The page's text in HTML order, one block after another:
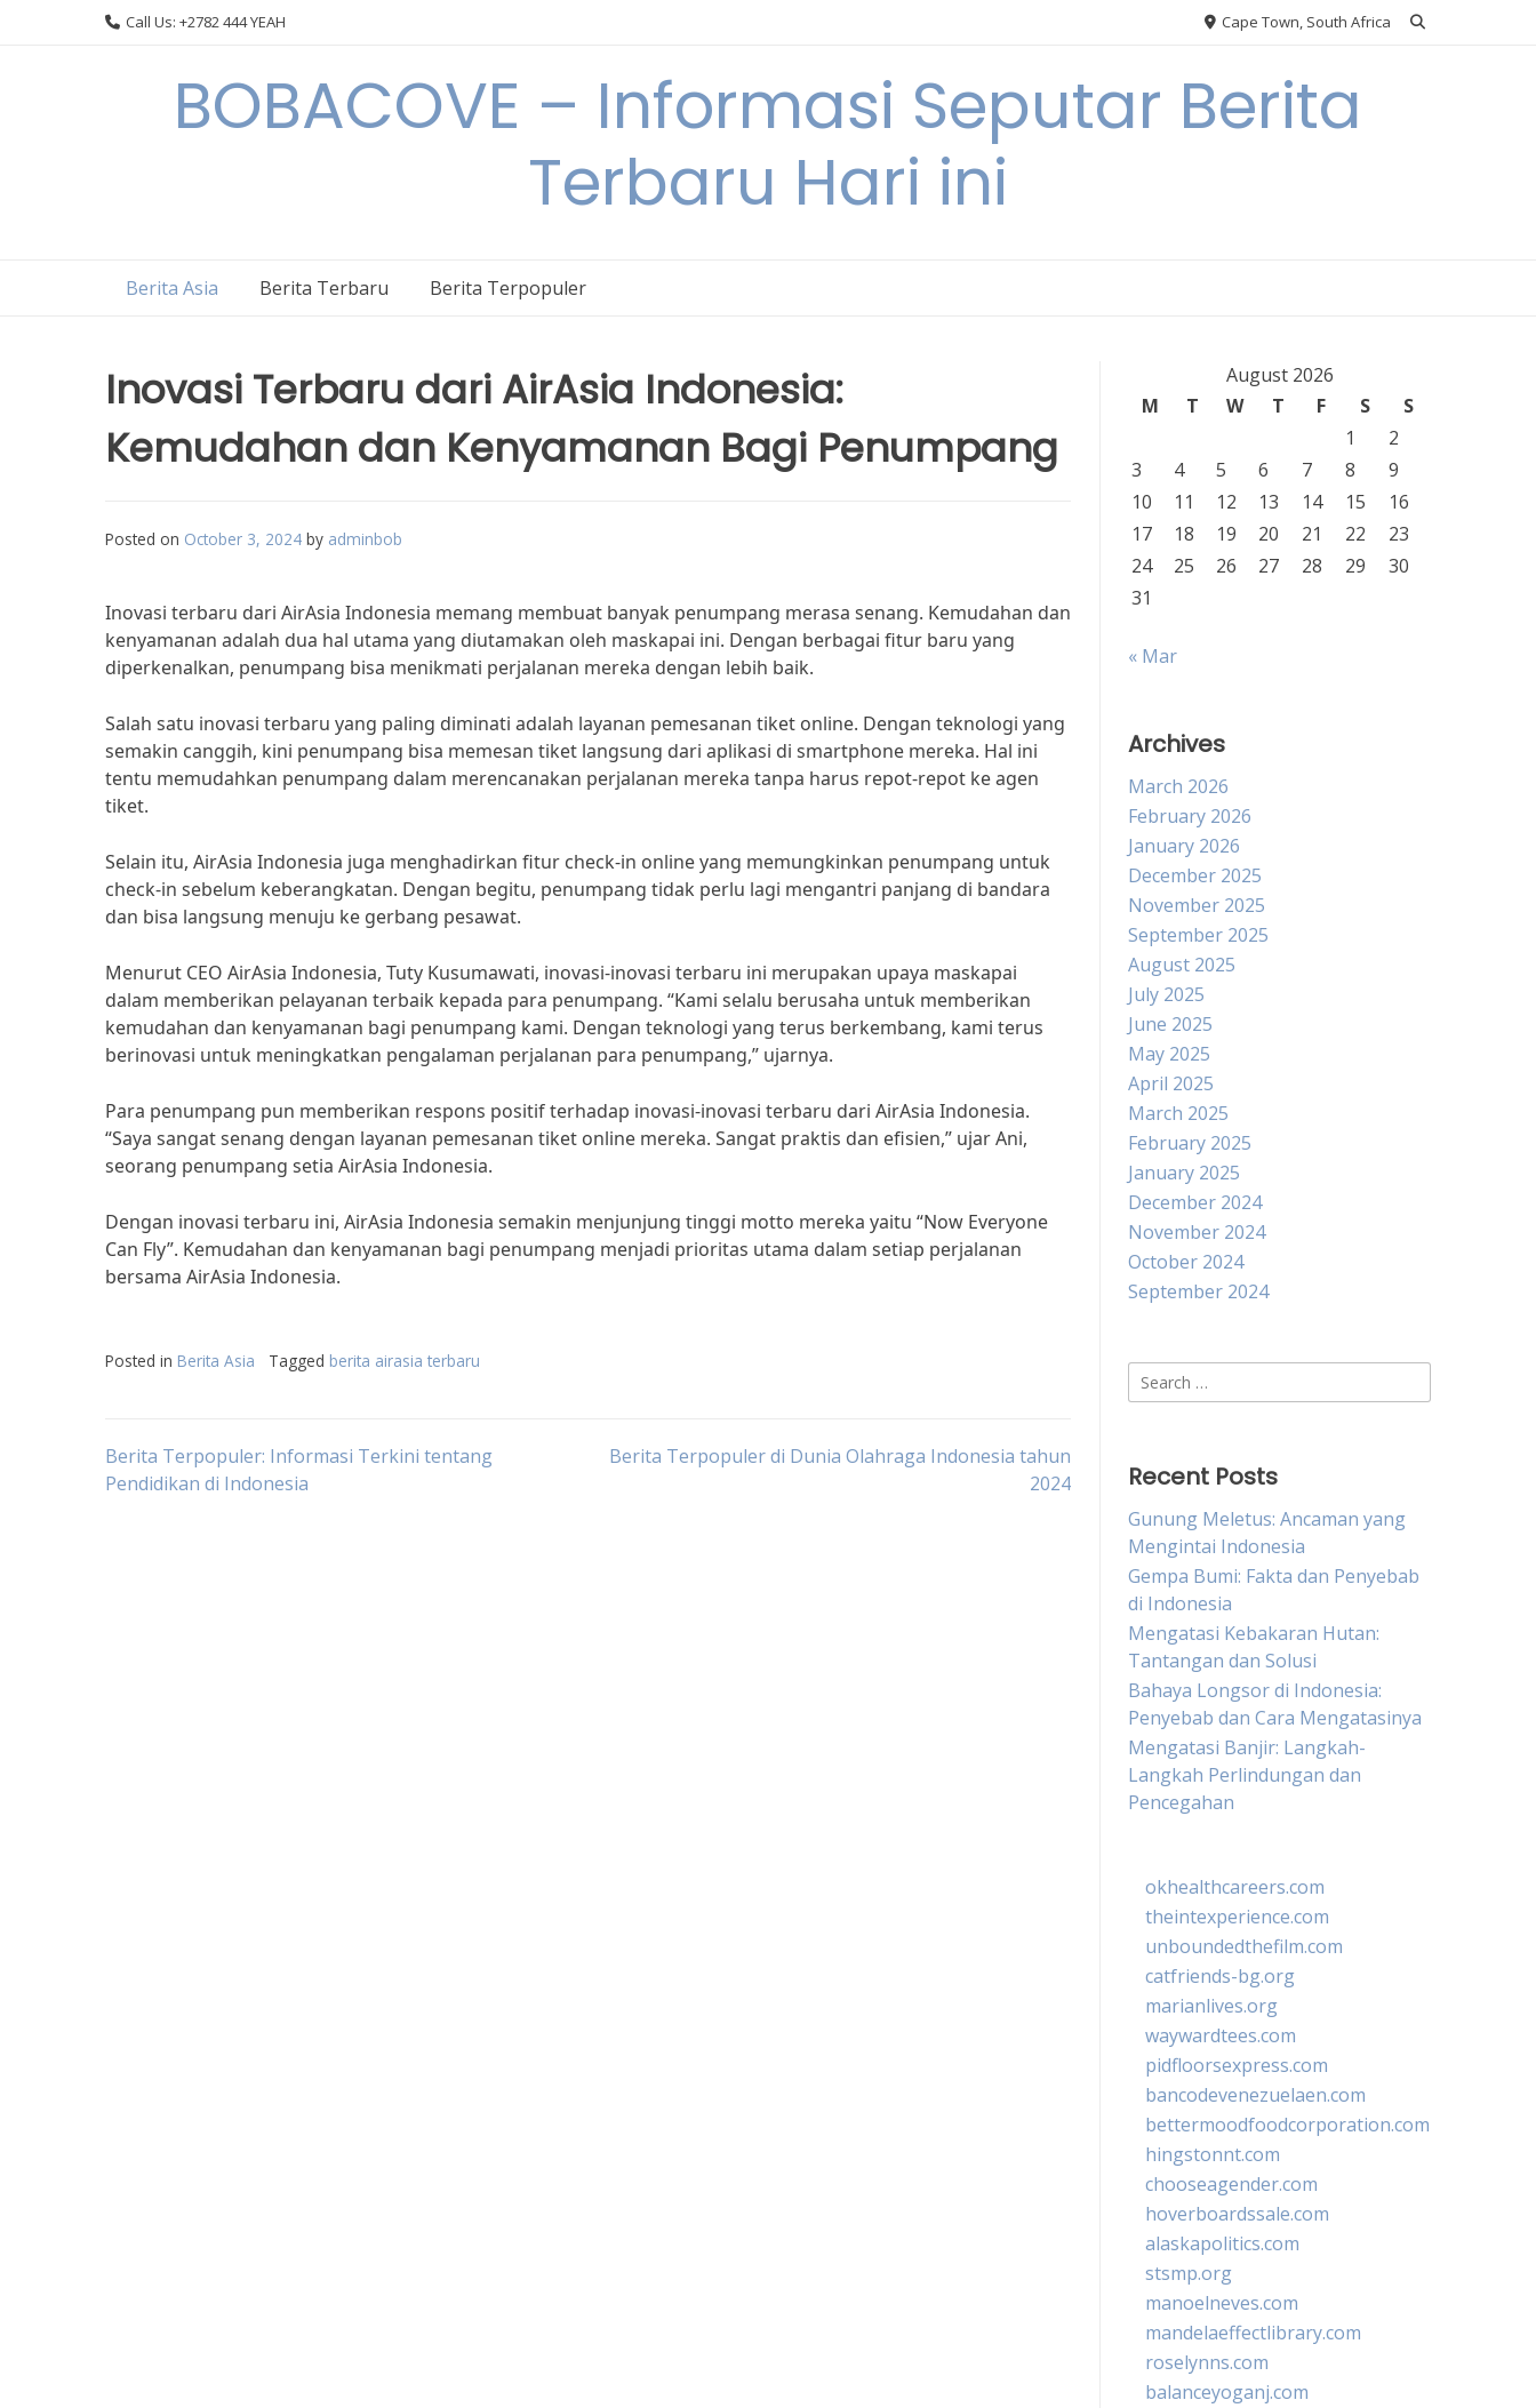
Call Us: +2782 444 YEAH Cape Town, South Africa
BOBACOVE – Informasi Seputar Berita
Terbaru Hari ini
Berita Asia Berita Terbaru Berita Terpopuler
Inovasi Terbaru dari AirAsia Indonesia:
Kemudahan dan Kenyamanan Bagi Penumpang
Posted on October 3, 2024 by adminbob
Inovasi terbaru dari AirAsia Indonesia memang membuat banyak penumpang merasa senang. Kemudahan dan
kenyamanan adalah dua hal utama yang diutamakan oleh maskapai ini. Dengan berbagai fitur baru yang
diperkenalkan, penumpang bisa menikmati perjalanan mereka dengan lebih baik.
Salah satu inovasi terbaru yang paling diminati adalah layanan pemesanan tiket online. Dengan teknologi yang
semakin canggih, kini penumpang bisa memesan tiket langsung dari aplikasi di smartphone mereka. Hal ini
tentu memudahkan penumpang dalam merencanakan perjalanan mereka tanpa harus repot-repot ke agen
tiket.
Selain itu, AirAsia Indonesia juga menghadirkan fitur check-in online yang memungkinkan penumpang untuk
check-in sebelum keberangkatan. Dengan begitu, penumpang tidak perlu lagi mengantri panjang di bandara
dan bisa langsung menuju ke gerbang pesawat.
Menurut CEO AirAsia Indonesia, Tuty Kusumawati, inovasi-inovasi terbaru ini merupakan upaya maskapai
dalam memberikan pelayanan terbaik kepada para penumpang. “Kami selalu berusaha untuk memberikan
kemudahan dan kenyamanan bagi penumpang kami. Dengan teknologi yang terus berkembang, kami terus
berinovasi untuk meningkatkan pengalaman perjalanan para penumpang,” ujarnya.
Para penumpang pun memberikan respons positif terhadap inovasi-inovasi terbaru dari AirAsia Indonesia.
“Saya sangat senang dengan layanan pemesanan tiket online mereka. Sangat praktis dan efisien,” ujar Ani,
seorang penumpang setia AirAsia Indonesia.
Dengan inovasi terbaru ini, AirAsia Indonesia semakin menjunjung tinggi motto mereka yaitu “Now Everyone
Can Fly”. Kemudahan dan kenyamanan bagi penumpang menjadi prioritas utama dalam setiap perjalanan
bersama AirAsia Indonesia.
Posted in Berita Asia Tagged berita airasia terbaru
Post
Berita Terpopuler: Informasi Terkini tentang
Pendidikan di Indonesia
Berita Terpopuler di Dunia Olahraga Indonesia tahun
2024
August 2026
M
T W T F S
S
1
2
3
4 5 6 7 8
9
10
11 12 13 14 15
16
17
18 19 20 21 22
23
24
25 26 27 28 29
30
31
« Mar
Archives
March 2026
February 2026
January 2026
December 2025
November 2025
September 2025
August 2025
July 2025
June 2025
May 2025
April 2025
March 2025
February 2025
January 2025
December 2024
November 2024
October 2024
September 2024
Search
for:
Recent Posts
Gunung Meletus: Ancaman yang
Mengintai Indonesia
Gempa Bumi: Fakta dan Penyebab
di Indonesia
Mengatasi Kebakaran Hutan:
Tantangan dan Solusi
Bahaya Longsor di Indonesia:
Penyebab dan Cara Mengatasinya
Mengatasi Banjir: Langkah-
Langkah Perlindungan dan
Pencegahan
okhealthcareers.com
theintexperience.com
unboundedthefilm.com
catfriends-bg.org
marianlives.org
waywardtees.com
pidfloorsexpress.com
bancodevenezuelaen.com
bettermoodfoodcorporation.com
hingstonnt.com
chooseagender.com
hoverboardssale.com
alaskapolitics.com
stsmp.org
manoelneves.com
mandelaeffectlibrary.com
roselynns.com
balanceyoganj.com